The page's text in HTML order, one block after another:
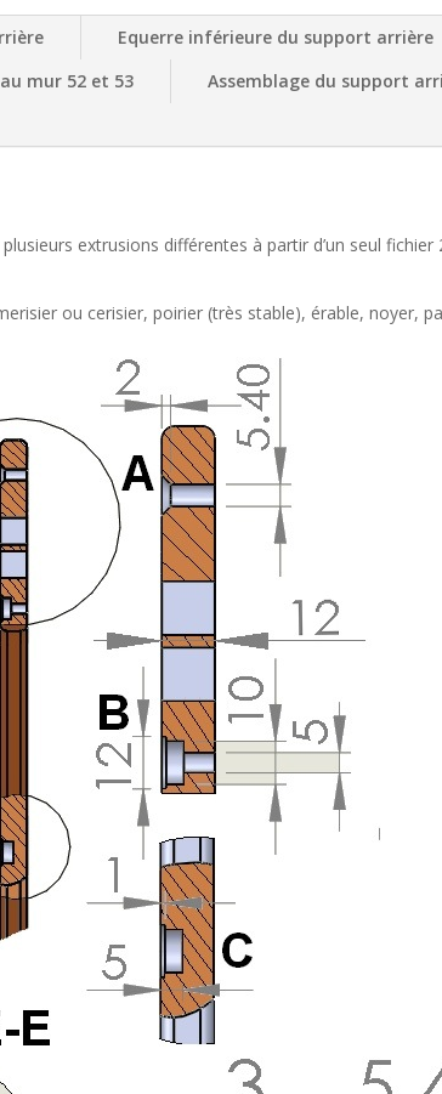
Equerre inférieure du support arrière
mur 52 et 53
Assemblage du support
extrusions différentes à partir d’un seul
ou cerisier, poirier (très stable), érable, noyer,